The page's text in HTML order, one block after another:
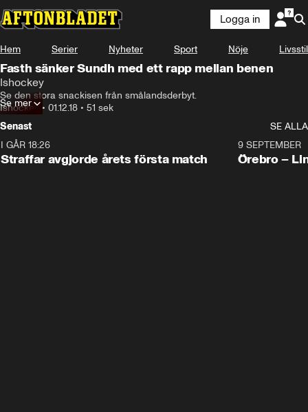
Logga in
Hem Serier Nyheter Sport Nöje Livsstil
Fasth sänker Sundh med ett rapp mellan benen
Ishockey
Se den stora snackisen från smålandsderbyt.
Ishockey• 01.12.18 • 51 sek
Se mer
Senast
SE ALLA
I GÅR 18:26
Straffar avgjorde årets första match
Plus
9 SEPTEMBER
Örebro –